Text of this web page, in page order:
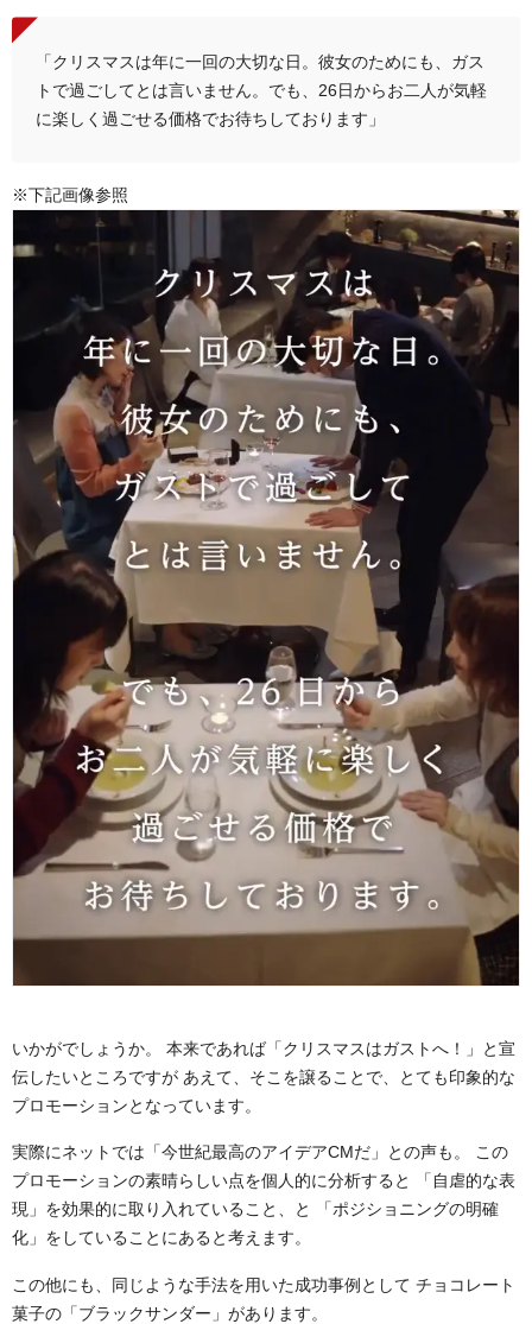
「クリスマスは年に一回の大切な日。彼女のためにも、ガス
トで過ごしてとは言いません。でも、26日からお二人が気軽
に楽しく過ごせる価格でお待ちしております」
※下記画像参照
いかがでしょうか。 本来であれば「クリスマスはガストへ！」と宣
伝したいところですが あえて、そこを譲ることで、とても印象的な
プロモーションとなっています。
実際にネットでは「今世紀最高のアイデアCMだ」との声も。 この
プロモーションの素晴らしい点を個人的に分析すると 「自虐的な表
現」を効果的に取り入れていること、と 「ポジショニングの明確
化」をしていることにあると考えます。
この他にも、同じような手法を用いた成功事例として チョコレート
菓子の「ブラックサンダー」があります。